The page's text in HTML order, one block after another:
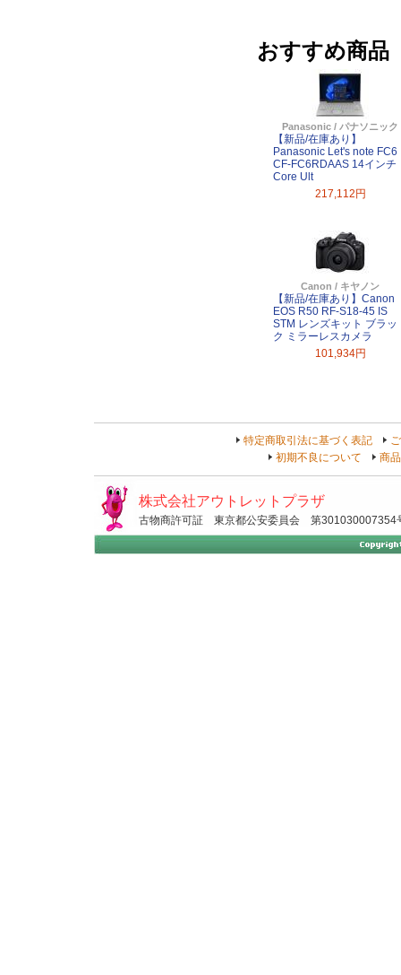
おすすめ商品
Panasonic / パナソニック
【新品/在庫あり】
Panasonic Let's note FC6
CF-FC6RDAAS 14インチ
Core Ult
217,112円
Canon / キヤノン
【新品/在庫あり】Canon
EOS R50 RF-S18-45 IS
STM レンズキット ブラッ
ク ミラーレスカメラ
101,934円
特定商取引法に基づく表記
初期不良について
商
株式会社アウトレットプラザ
古物商許可証 東京都公安委員会 第301030007354